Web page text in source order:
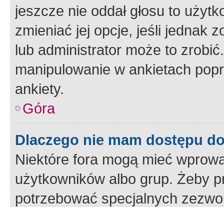
jeszcze nie oddał głosu to
zmieniać jej opcje, jeśli jednak
lub administrator może to
manipulowanie w ankietach
ankiety.
Góra
Dlaczego nie mam dostępu
Niektóre fora mogą mieć
użytkowników albo grup. Żeby
potrzebować specjalnych